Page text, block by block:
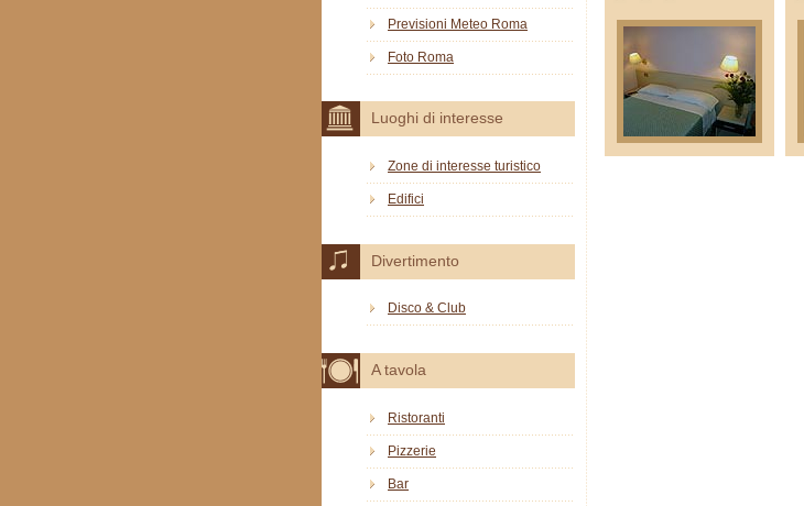
Previsioni Meteo Roma
Foto Roma
Luoghi di interesse
Zone di interesse turistico
Edifici
Divertimento
Disco & Club
A tavola
Ristoranti
Pizzerie
Bar